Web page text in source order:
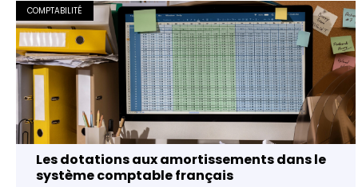
COMPTABILITÉ
Les dotations aux amortissements dans le
système comptable français